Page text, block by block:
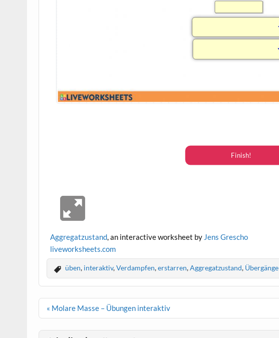
Aggregatzustand , an interactive worksheet by Jens Grescho
liveworksheets.com
üben, interaktiv,Verdampfen,erstarren,Aggregatzustand, Übergänge
Beitragsnavigation
« Molare Masse – Übungen interaktiv